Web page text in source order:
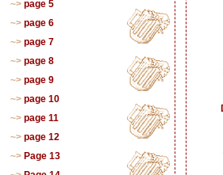
page 5
page 6
page 7
page 8
page 9
page 10
page 11
page 12
Page 13